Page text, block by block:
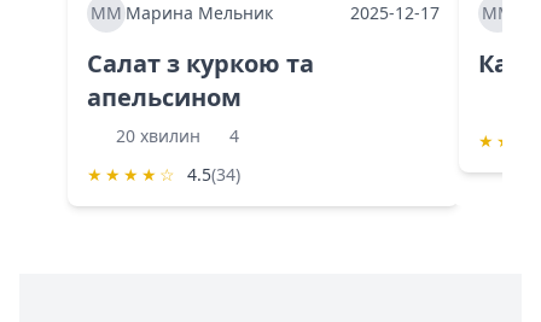
ММ Марина Мельник 2025-12-17
Салат з куркою та
апельсином
20 хвилин
4
★ ★ ★ ★ ☆ 4.5(34)
ММ
★ ★